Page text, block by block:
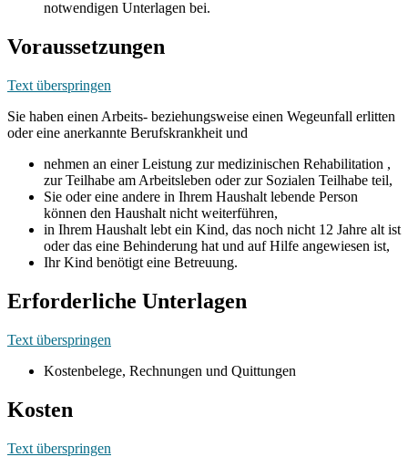
notwendigen Unterlagen bei.
Voraussetzungen
Text überspringen
Sie haben einen Arbeits- beziehungsweise einen Wegeunfall erlitten
oder eine anerkannte Berufskrankheit und
nehmen an einer Leistung zur medizinischen Rehabilitation ,
zur Teilhabe am Arbeitsleben oder zur Sozialen Teilhabe teil,
Sie oder eine andere in Ihrem Haushalt lebende Person
können den Haushalt nicht weiterführen,
in Ihrem Haushalt lebt ein Kind, das noch nicht 12 Jahre alt ist
oder das eine Behinderung hat und auf Hilfe angewiesen ist,
Ihr Kind benötigt eine Betreuung.
Erforderliche Unterlagen
Text überspringen
Kostenbelege, Rechnungen und Quittungen
Kosten
Text überspringen